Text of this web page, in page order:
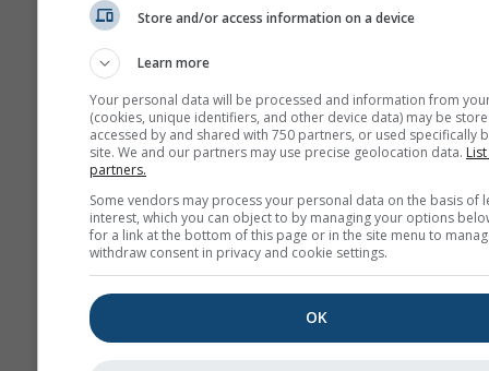
Store and/or access information on a device
Learn more
Your personal data will be processed and information from
(cookies, unique identifiers, and other device data) may be
accessed by and shared with 750 partners, or used specifically
site. We and our partners may use precise geolocation data.
partners.
Some vendors may process your personal data on the basis of
interest, which you can object to by managing your options
for a link at the bottom of this page or in the site menu to
withdraw consent in privacy and cookie settings.
OK